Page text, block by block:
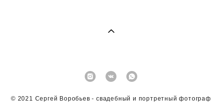
© 2021 Сергей Воробьев - свадебный и портретный фотограф